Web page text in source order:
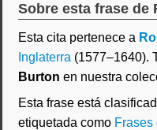
Sobre esta frase de
Esta cita pertenece a
Inglaterra (1577–1640).
Burton en nuestra
Esta frase está
etiquetada como Frases